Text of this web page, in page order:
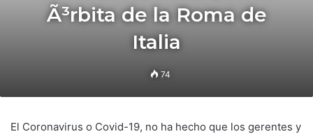
Ã³rbita de la Roma de
Italia
74
El Coronavirus o Covid-19, no ha hecho que los gerentes y